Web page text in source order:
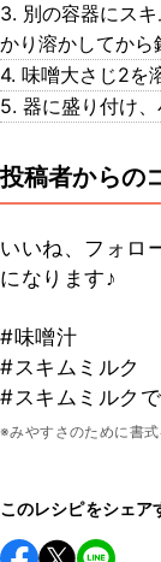
3. 別の容器にス
かり溶かしてから
4. 味噌大さじ2を
5. 器に盛り付け
投稿者からの
いいね、フォロ
になります♪
#味噌汁
#スキムミルク
#スキムミルク
※みやすさのために書式
このレシピをシェア